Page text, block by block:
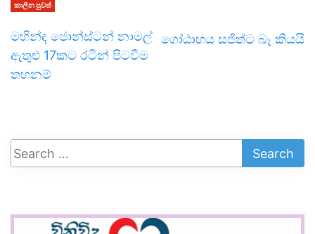
කාලීන පුවත්
මහින්ද ජොන්ස්ටන් නාමල්
ඇතුළු 17කට රටින් පිටවීම
තහනම්
ගෝඨාභය සජිත්ට බෑ කියයි